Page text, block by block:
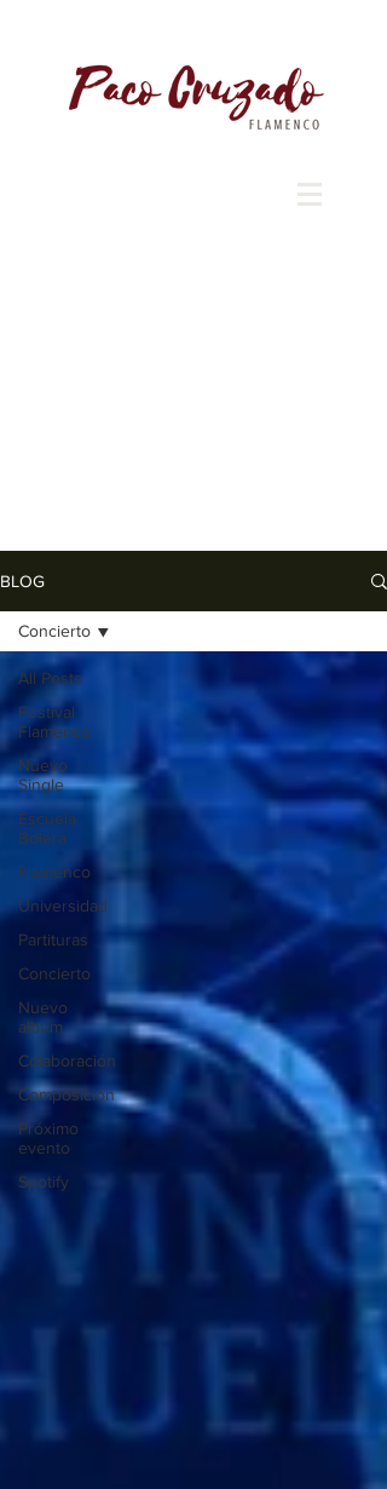
BLOG
All Posts
Festival
Flamenco
Nuevo
Single
Escuela
Bolera
Flamenco
Universidad
Partituras
Concierto
Nuevo
album
Colaboración
Composición
Próximo
evento
Spotify
Concierto